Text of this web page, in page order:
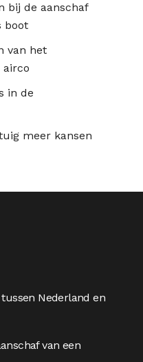
bij de aanschaf
boot
van het
airco
in de
meer kansen
Nederland en
van een